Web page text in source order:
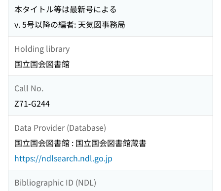
本タイトル等は最新号による
v. 5号以降の編者: 天気図事務局
Holding library
国立国会図書館
Call No.
Z71-G244
Data Provider (Database)
国立国会図書館 : 国立国会図書館蔵書
https://ndlsearch.ndl.go.jp
Bibliographic ID (NDL)